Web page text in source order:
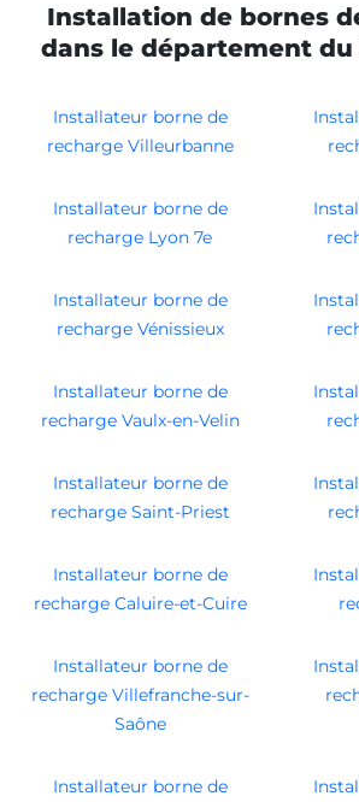
Installation de bornes
dans le département du
Installateur borne de
recharge Villeurbanne
Installateur borne de
recharge Lyon 7e
Installateur borne de
recharge Vénissieux
Installateur borne de
recharge Vaulx-en-Velin
Installateur borne de
recharge Saint-Priest
Installateur borne de
recharge Caluire-et-Cuire
Installateur borne de
recharge Villefranche-sur-
Saône
Installateur borne de